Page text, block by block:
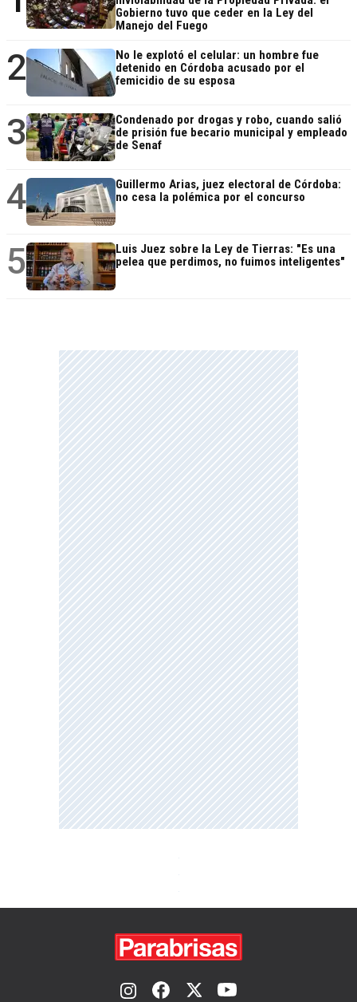
Gobierno tuvo que ceder en la Ley del
Manejo del Fuego
2
No le explotó el celular: un hombre fue
detenido en Córdoba acusado por el
femicidio de su esposa
3
Condenado por drogas y robo, cuando salió
de prisión fue becario municipal y empleado
de Senaf
4
Guillermo Arias, juez electoral de Córdoba:
no cesa la polémica por el concurso
5
Luis Juez sobre la Ley de Tierras: "Es una
pelea que perdimos, no fuimos inteligentes"